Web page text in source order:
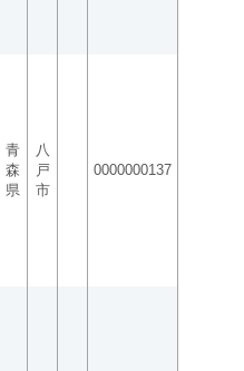
青
森
県
八
戸
市
0000000137